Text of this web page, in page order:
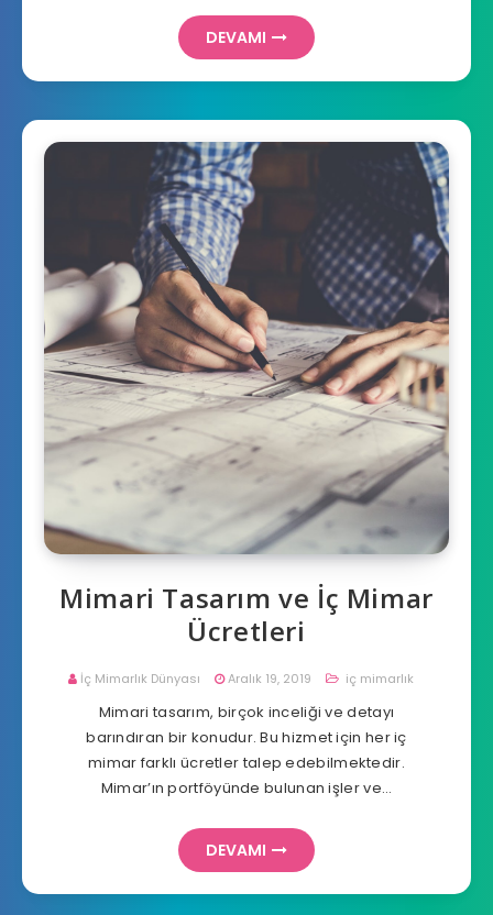
DEVAMI
Mimari Tasarım ve İç Mimar
Ücretleri
İç Mimarlık Dünyası Aralık 19, 2019 iç mimarlık
Mimari tasarım, birçok inceliği ve detayı
barındıran bir konudur. Bu hizmet için her iç
mimar farklı ücretler talep edebilmektedir.
Mimar’ın portföyünde bulunan işler ve…
DEVAMI